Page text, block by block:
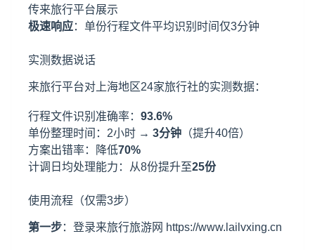
传来旅行平台展示
极速响应：单份行程文件平均识别时间仅3分钟
实测数据说话
来旅行平台对 上海地区24家旅行社的实测数据：
行程文件识别准确率： 93.6%
单份整理时间：2小时 → 3分钟 （提升40倍）
方案出错率：降低70%
计调日均处理能力：从8份提升至25份
使用流程（仅需3步）
第一步：登录来旅行旅游网 https://www.lailvxing.cn